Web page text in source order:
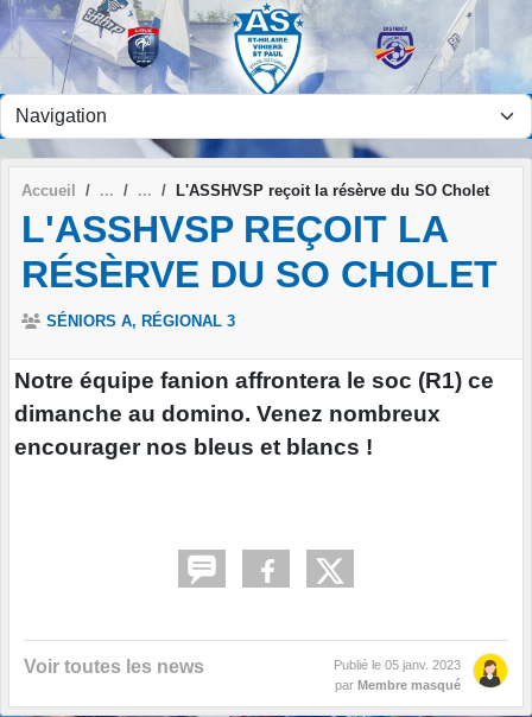
Accueil L'ASSHVSP reçoit la résèrve du SO Cholet
L'ASSHVSP REÇOIT LA
RÉSÈRVE DU SO CHOLET
SÉNIORS A, RÉGIONAL 3
Notre équipe fanion affrontera le soc (R1) ce
dimanche au domino. Venez nombreux
encourager nos bleus et blancs !
Voir toutes les news Publié le 05 janv. 2023
par Membre masqué
Panneau de gestion des cookies